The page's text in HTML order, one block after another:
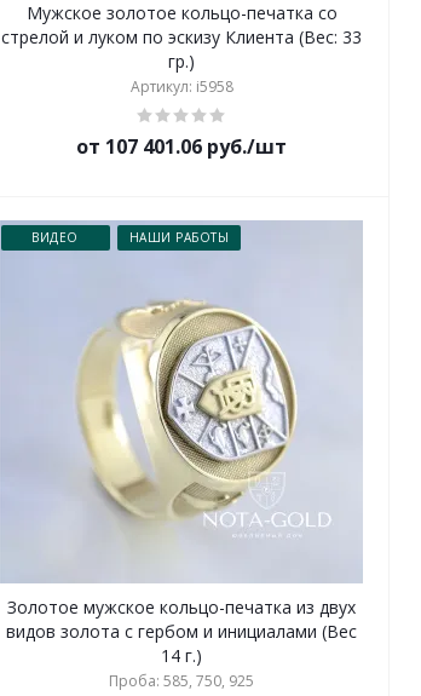
Мужское золотое кольцо-печатка со
стрелой и луком по эскизу Клиента (Вес: 33
гр.)
Артикул: i5958
от 107 401.06 руб./шт
ВИДЕО НАШИ РАБОТЫ
Золотое мужское кольцо-печатка из двух
видов золота с гербом и инициалами (Вес
14 г.)
Проба: 585, 750, 925